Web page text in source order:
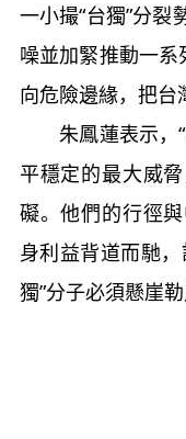
一小撮“台獨”分
噪並加緊推動一系
向危險邊緣，把台
朱鳳蓮表示，“
平穩定的最大威
礙。他們的行徑
身利益背道而馳
獨”分子必須懸崖